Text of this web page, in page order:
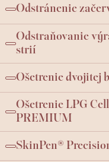
Odstránenie
Odstraňovanie
strií
Ošetrenie dvojitej
Ošetrenie LPG
PREMIUM
SkinPen®